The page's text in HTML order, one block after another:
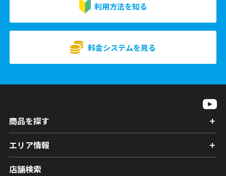
利用方法を知る
料金システムを見る
商品を探す
エリア情報
店舗検索